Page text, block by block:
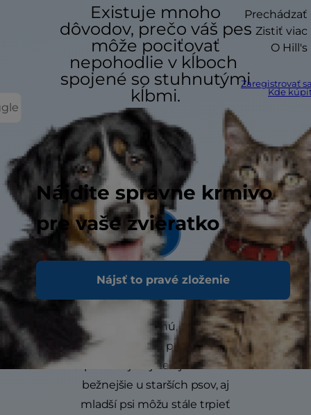
Prechádzať
Zistiť viac
O Hill's
Zaregistrovať
Kde
Nájdite správne krmivo
pre vaše zvieratko
Nájsť to pravé zloženie
Existuje mnoho
dôvodov, prečo váš pes
môže pociťovať
nepohodlie v kĺboch ​​
spojené so stuhnutými
kĺbmi.
Vek
Ako psy starnú, kĺbová
chrupavka sa postupne
opotrebuje. Aj keď je to oveľa
bežnejšie u starších psov, aj
mladší psi môžu stále trpieť